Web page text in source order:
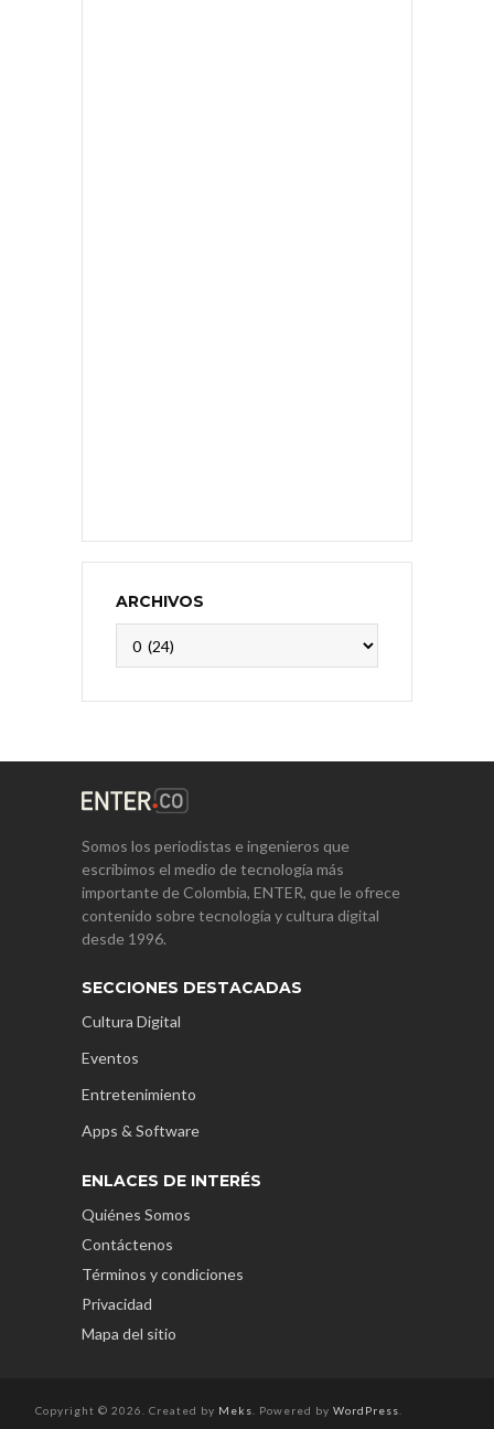
ARCHIVOS
Somos los periodistas e ingenieros que
escribimos el medio de tecnología más
importante de Colombia, ENTER, que le ofrece
contenido sobre tecnología y cultura digital
desde 1996.
SECCIONES DESTACADAS
Cultura Digital
Eventos
Entretenimiento
Apps & Software
ENLACES DE INTERÉS
Quiénes Somos
Contáctenos
Términos y condiciones
Privacidad
Mapa del sitio
Copyright © 2026. Created by Meks . Powered by WordPress